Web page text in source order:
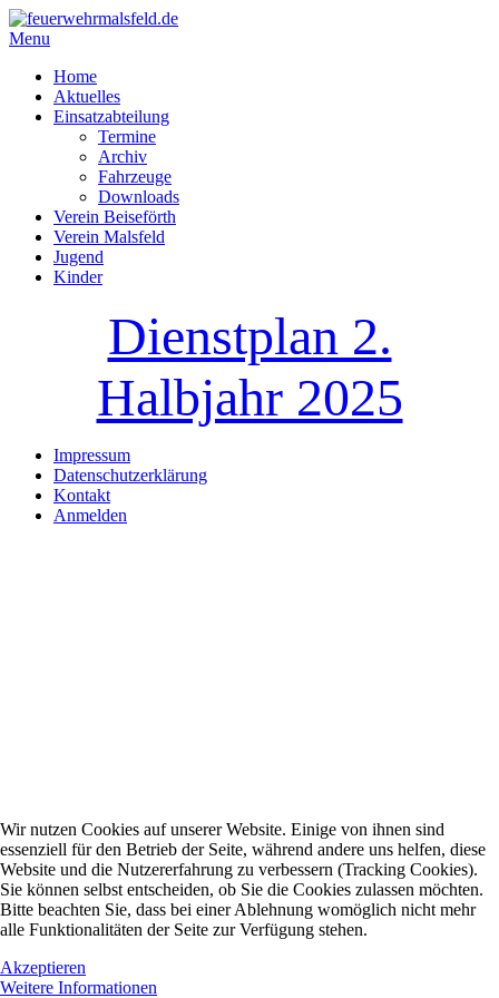
Menu
Home
Aktuelles
Einsatzabteilung
Termine
Archiv
Fahrzeuge
Downloads
Verein Beiseförth
Verein Malsfeld
Jugend
Kinder
Dienstplan 2.
Halbjahr 2025
Impressum
Datenschutzerklärung
Kontakt
Anmelden
Wir nutzen Cookies auf unserer Website. Einige von ihnen sind
essenziell für den Betrieb der Seite, während andere uns helfen, diese
Website und die Nutzererfahrung zu verbessern (Tracking Cookies).
Sie können selbst entscheiden, ob Sie die Cookies zulassen möchten.
Bitte beachten Sie, dass bei einer Ablehnung womöglich nicht mehr
alle Funktionalitäten der Seite zur Verfügung stehen.
Akzeptieren
Weitere Informationen